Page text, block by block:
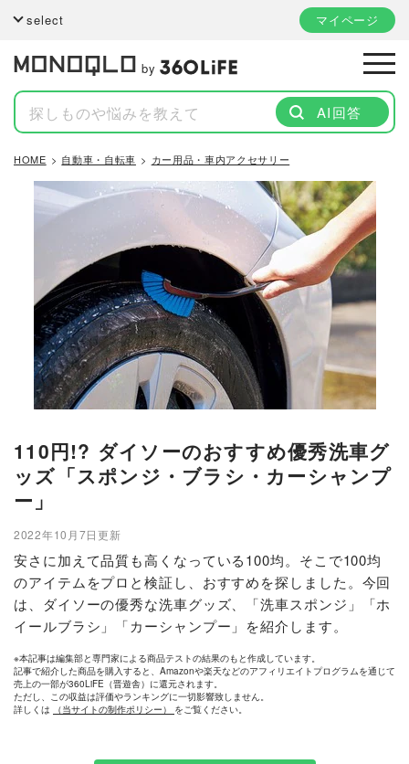
select マイページ
by
AI回答
HOME 自動車・自転車 カー用品・車内アクセサリー
110円!? ダイソーのおすすめ優秀洗車グ
ッズ「スポンジ・ブラシ・カーシャンプ
ー」
2022年10月7日更新
安さに加えて品質も高くなっている100均。そこで100均
のアイテムをプロと検証し、おすすめを探しました。今回
は、ダイソーの優秀な洗車グッズ、「洗車スポンジ」「ホ
イールブラシ」「カーシャンプー」を紹介します。
※本記事は編集部と専門家による商品テストの結果のもと作成しています。
記事で紹介した商品を購入すると、Amazonや楽天などのアフィリエイトプログラムを通じて
売上の一部が360LiFE（晋遊舎）に還元されます。
ただし、この収益は評価やランキングに一切影響致しません。
詳しくは
（当サイトの制作ポリシー） をご覧ください。